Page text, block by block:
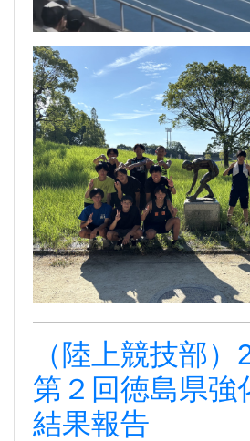
（陸上競技部
第２回徳島県強
結果報告